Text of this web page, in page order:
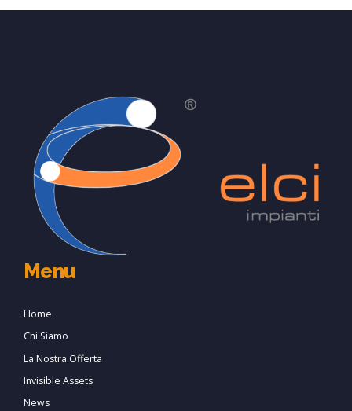
Menu
Home
Chi Siamo
La Nostra Offerta
Invisible Assets
News